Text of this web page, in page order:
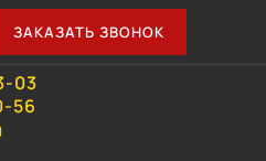
ЗАКАЗАТЬ ЗВОНОК
03
56